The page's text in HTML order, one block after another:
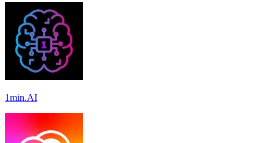
1min.AI